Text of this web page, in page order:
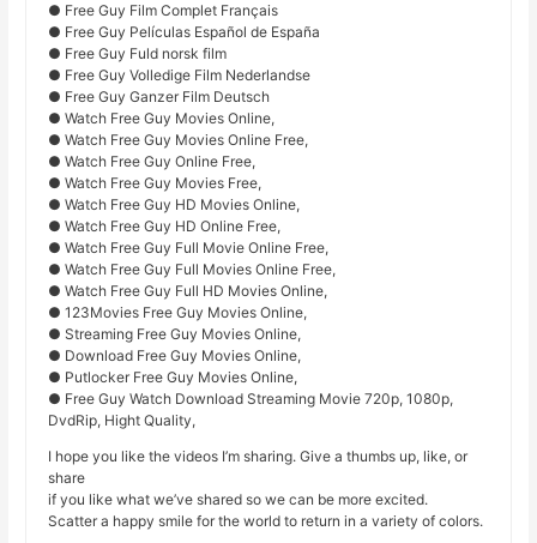
● Free Guy Film Complet Français
● Free Guy Películas Español de España
● Free Guy Fuld norsk film
● Free Guy Volledige Film Nederlandse
● Free Guy Ganzer Film Deutsch
● Watch Free Guy Movies Online,
● Watch Free Guy Movies Online Free,
● Watch Free Guy Online Free,
● Watch Free Guy Movies Free,
● Watch Free Guy HD Movies Online,
● Watch Free Guy HD Online Free,
● Watch Free Guy Full Movie Online Free,
● Watch Free Guy Full Movies Online Free,
● Watch Free Guy Full HD Movies Online,
● 123Movies Free Guy Movies Online,
● Streaming Free Guy Movies Online,
● Download Free Guy Movies Online,
● Putlocker Free Guy Movies Online,
● Free Guy Watch Download Streaming Movie 720p, 1080p,
DvdRip, Hight Quality,
I hope you like the videos I’m sharing. Give a thumbs up, like, or
share
if you like what we’ve shared so we can be more excited.
Scatter a happy smile for the world to return in a variety of colors.